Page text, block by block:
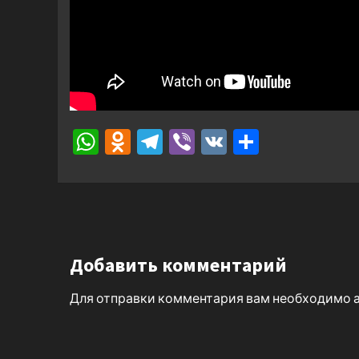
WhatsApp
Odnoklassniki
Telegram
Viber
VK
Добавить комментарий
Для отправки комментария вам необходимо